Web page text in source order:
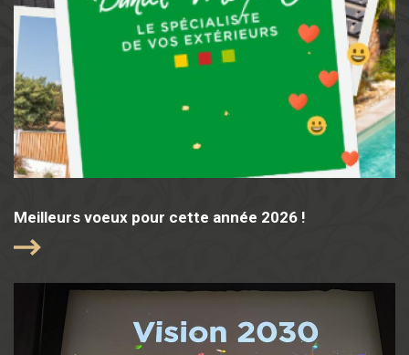
Meilleurs voeux pour cette année 2026 !